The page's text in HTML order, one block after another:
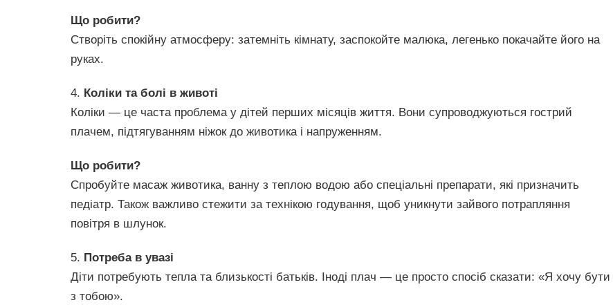
Що робити?
Створіть спокійну атмосферу: затемніть кімнату, заспокойте малюка, легенько покачайте його на
руках.
4. Коліки та болі в животі
Коліки — це часта проблема у дітей перших місяців життя. Вони супроводжуються гострий
плачем, підтягуванням ніжок до животика і напруженням.
Що робити?
Спробуйте масаж животика, ванну з теплою водою або спеціальні препарати, які призначить
педіатр. Також важливо стежити за технікою годування, щоб уникнути зайвого потрапляння
повітря в шлунок.
5. Потреба в увазі
Діти потребують тепла та близькості батьків. Іноді плач — це просто спосіб сказати: «Я хочу бути
з тобою».